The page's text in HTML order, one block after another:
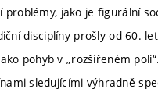
jako je figurální
disciplíny prošly od 60.
pohyb v „rozšířeném
sledujícími výhradně